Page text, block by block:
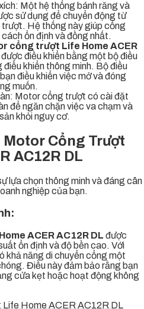
Một hệ thống bánh răng và
sử dụng để chuyển động từ
Hệ thống này giúp cổng
ổn định và đồng nhất.
cổng trượt Life Home ACER
điều khiển bằng một bộ điều
điều khiển thông minh. Bộ điều
điều khiển việc mở và đóng
muốn.
Motor cổng trượt có cài đặt
để ngăn chặn việc va chạm và
khỏi nguy cơ.
Motor Cổng Trượt
AC12R DL
lựa chọn thông minh và đáng cân
nghiệp của bạn.
ACER AC12R DL được
ổn định và độ bền cao. Với
khả năng di chuyển cổng một
Điều này đảm bảo rằng bạn
cửa kẹt hoặc hoạt động không